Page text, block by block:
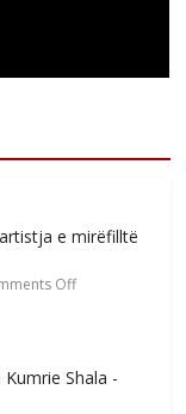
e mirëfilltë
Off
Shala -